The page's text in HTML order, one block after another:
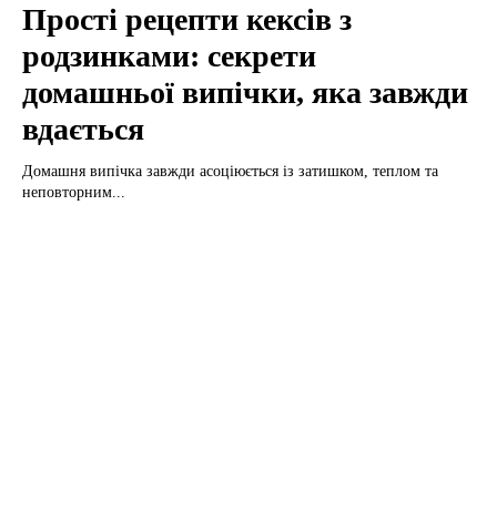
Прості рецепти кексів з
родзинками: секрети
домашньої випічки, яка завжди
вдається
Домашня випічка завжди асоціюється із затишком, теплом та
неповторним...